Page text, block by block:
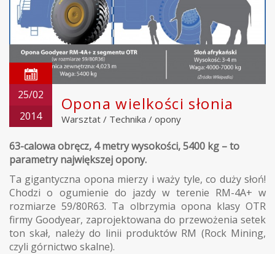
25/02
2014
Opona wielkości słonia
Warsztat / Technika / opony
63-calowa obręcz, 4 metry wysokości, 5400 kg – to
parametry największej opony.
Ta gigantyczna opona mierzy i waży tyle, co duży słoń!
Chodzi o ogumienie do jazdy w terenie RM-4A+ w
rozmiarze 59/80R63. Ta olbrzymia opona klasy OTR
firmy Goodyear, zaprojektowana do przewożenia setek
ton skał, należy do linii produktów RM (Rock Mining,
czyli górnictwo skalne).